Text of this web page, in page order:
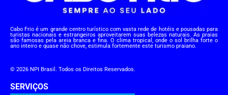
Cabo Frio é um grande centro turístico com vasta rede de hotéis e pousadas para
turistas nacionais e estrangeiros aproveitarem suas belezas naturais. As praias
são famosas pela areia branca e fina. O clima tropical, onde o sol brilha forte o
ano inteiro e quase não chove, estimula fortemente este turismo praiano.
© 2026 NPI Brasil. Todos os Direitos Reservados.
SERVIÇOS